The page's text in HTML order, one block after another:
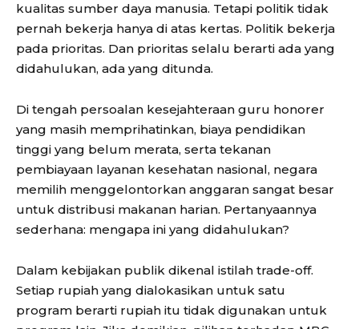
kualitas sumber daya manusia. Tetapi politik tidak
pernah bekerja hanya di atas kertas. Politik bekerja
pada prioritas. Dan prioritas selalu berarti ada yang
didahulukan, ada yang ditunda.
Di tengah persoalan kesejahteraan guru honorer
yang masih memprihatinkan, biaya pendidikan
tinggi yang belum merata, serta tekanan
pembiayaan layanan kesehatan nasional, negara
memilih menggelontorkan anggaran sangat besar
untuk distribusi makanan harian. Pertanyaannya
sederhana: mengapa ini yang didahulukan?
Dalam kebijakan publik dikenal istilah trade-off.
Setiap rupiah yang dialokasikan untuk satu
program berarti rupiah itu tidak digunakan untuk